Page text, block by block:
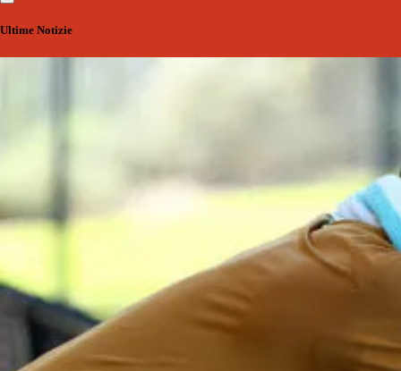
Ultime Notizie